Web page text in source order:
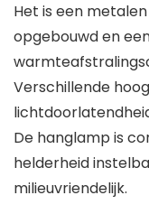
Het is een
opgebouwd en
Verschillende
De hanglamp is
helderheid
milieuvriendelijk.